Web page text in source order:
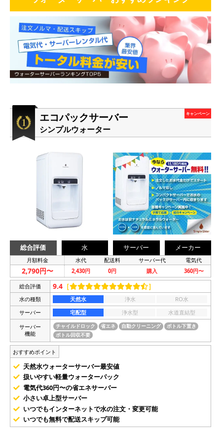
エコパックサーバー
シンプルウォーター
キャンペーン
総合評価 水 サーバー メーカー
月額料金 水代 配送料 サーバー代 電気代
2,790円〜 2,430円 0円 購入 360円〜
総合評価 9.4 ［ ］
水の種類 天然水 浄水
RO水
サーバー
宅配型 浄水型
水道直結型
サーバー
機能
チャイルドロック 省エネ 自動クリーニング
ボトル下置き
ボトル回収不要
おすすめポイント
天然水ウォーターサーバー最安値
扱いやすい軽量ウォーターパック
電気代360円〜の省エネサーバー
小さい卓上型サーバー
いつでもインターネットで水の注文・変更可能
いつでも無料で配送スキップ可能